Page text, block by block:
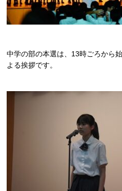
中学の部の本選は、13時ごろから
よる挨拶です。